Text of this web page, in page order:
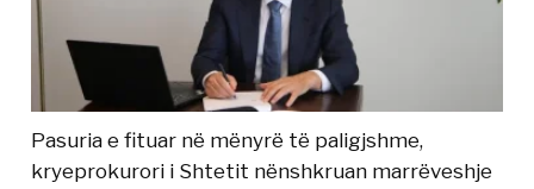
Pasuria e fituar në mënyrë të paligjshme,
kryeprokurori i Shtetit nënshkruan marrëveshje